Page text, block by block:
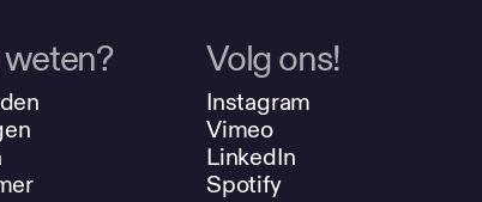
Volg ons!
Instagram
Vimeo
LinkedIn
Spotify